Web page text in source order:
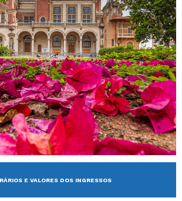
E VALORES DOS INGRESSOS